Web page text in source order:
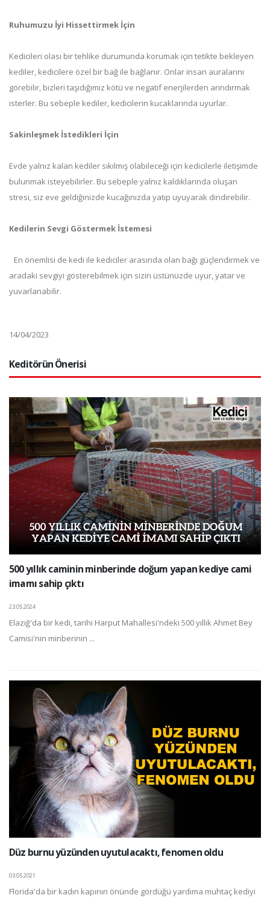
Ruhumuzu İyi Hissettirmek İçin
Kedicileri olası bir tehlike durumunda korumak için tetikte bekleyen
kediler, kedicilere özel bir bağ ile bağlanır. Onlar insan auralarını
görebilir, bizleri taşıdığımız kötü ve negatif enerjilerden arındırmak
isterler. Bu sebeple kediler, kedicilerin kucaklarında uyurlar.
Sakinleşmek İstedikleri İçin
Evde yalnız kalan kediler sıkılmış olabileceği için kedicilerle iletişimde
bulunmak isteyebilirler. Bu sebeple yalnız kaldıklarında oluşan
stresi, siz eve geldiğinizde kucağınızda yatıp uyuyarak dindirebilir.
Kedilerin Sevgi Göstermek İstemesi
En önemlisi de kedi ile kediciler arasında olan bağı güçlendirmek ve
aradaki sevgiyi gösterebilmek için sizin üstünüzde uyur, yatar ve
yuvarlanabilir.
14/04/2023
Keditörün Önerisi
500 yıllık caminin minberinde doğum yapan kediye cami
imamı sahip çıktı
23.05.2024
Elazığ'da bir kedi, tarihi Harput Mahallesi'ndeki 500 yıllık Ahmet Bey
Camisi'nin minberinin ...
Düz burnu yüzünden uyutulacaktı, fenomen oldu
03.05.2021
Florida'da bir kadın kapının önünde gördüğü yardıma muhtaç kediyi